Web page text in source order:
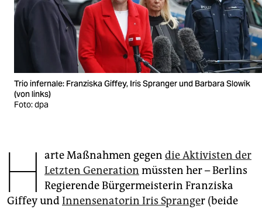
verlag
veranstaltungen
shop
fragen & hilfe
genossenschaft
epaper login
Trio infernale: Franziska Giffey, Iris Spranger und Barbara Slowik
(von links)
Foto: dpa
H arte Maßnahmen gegen die Aktivisten der
Letzten Generation müssten her – Berlins
Regierende Bürgermeisterin Franziska
Giffey undInnensenatorin Iris Spranger (beide